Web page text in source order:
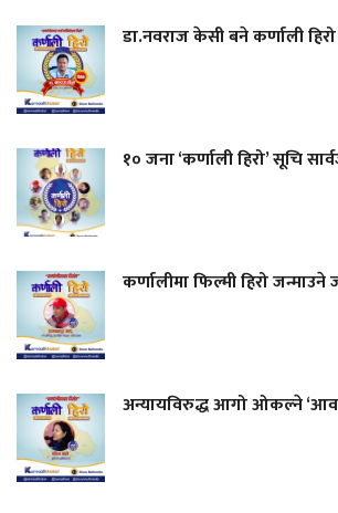
डा.नवराज केसी बने कर्णाली
१० जना ‘कर्णाली हिरो’ सूचि
कर्णालीमा फिल्मी हिरो
अन्यायविरुद्ध आगो ओकल्ने